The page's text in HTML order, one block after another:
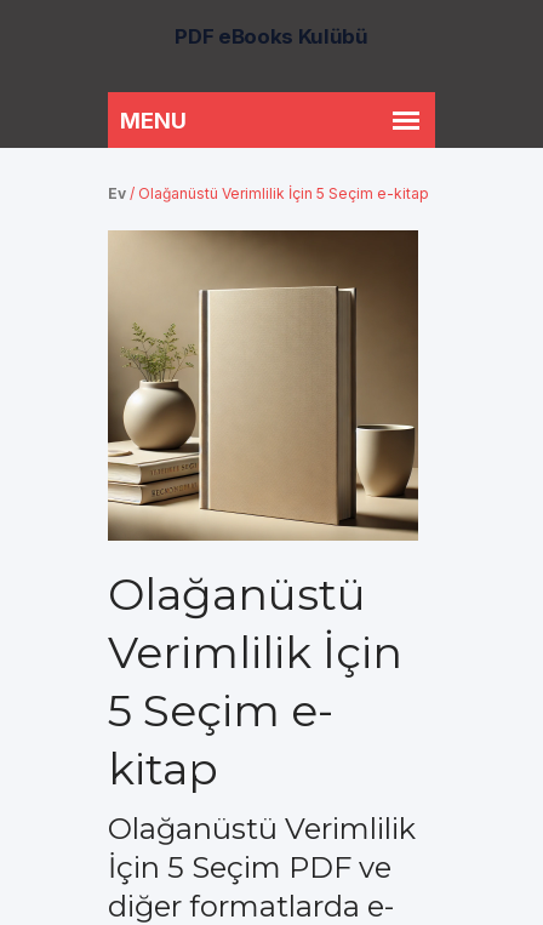
PDF eBooks Kulübü
Ev / Olağanüstü Verimlilik İçin 5 Seçim e-kitap
Olağanüstü
Verimlilik İçin
5 Seçim e-
kitap
Olağanüstü Verimlilik
İçin 5 Seçim PDF ve
diğer formatlarda e-